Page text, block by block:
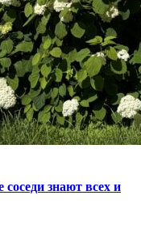
знают всех и